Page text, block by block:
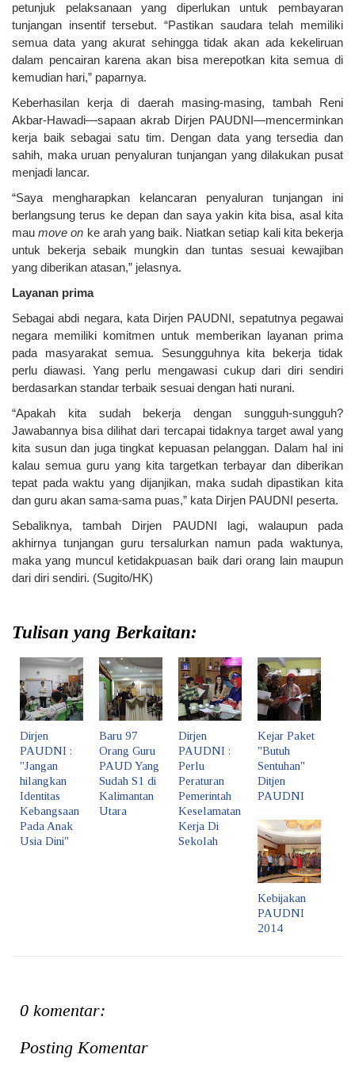
petunjuk pelaksanaan yang diperlukan untuk pembayaran
tunjangan insentif tersebut. “Pastikan saudara telah memiliki
semua data yang akurat sehingga tidak akan ada kekeliruan
dalam pencairan karena akan bisa merepotkan kita semua di
kemudian hari,” paparnya.
Keberhasilan kerja di daerah masing-masing, tambah Reni
Akbar-Hawadi—sapaan akrab Dirjen PAUDNI—mencerminkan
kerja baik sebagai satu tim. Dengan data yang tersedia dan
sahih, maka uruan penyaluran tunjangan yang dilakukan pusat
menjadi lancar.
“Saya mengharapkan kelancaran penyaluran tunjangan ini
berlangsung terus ke depan dan saya yakin kita bisa, asal kita
maumove on ke arah yang baik. Niatkan setiap kali kita bekerja
untuk bekerja sebaik mungkin dan tuntas sesuai kewajiban
yang diberikan atasan,” jelasnya.
Layanan prima
Sebagai abdi negara, kata Dirjen PAUDNI, sepatutnya pegawai
negara memiliki komitmen untuk memberikan layanan prima
pada masyarakat semua. Sesungguhnya kita bekerja tidak
perlu diawasi. Yang perlu mengawasi cukup dari diri sendiri
berdasarkan standar terbaik sesuai dengan hati nurani.
“Apakah kita sudah bekerja dengan sungguh-sungguh?
Jawabannya bisa dilihat dari tercapai tidaknya target awal yang
kita susun dan juga tingkat kepuasan pelanggan. Dalam hal ini
kalau semua guru yang kita targetkan terbayar dan diberikan
tepat pada waktu yang dijanjikan, maka sudah dipastikan kita
dan guru akan sama-sama puas,” kata Dirjen PAUDNI peserta.
Sebaliknya, tambah Dirjen PAUDNI lagi, walaupun pada
akhirnya tunjangan guru tersalurkan namun pada waktunya,
maka yang muncul ketidakpuasan baik dari orang lain maupun
dari diri sendiri. (Sugito/HK)
Tulisan yang Berkaitan:
Dirjen
PAUDNI :
"Jangan
hilangkan
Identitas
Kebangsaan
Pada Anak
Usia Dini"
Baru 97
Orang Guru
PAUD Yang
Sudah S1 di
Kalimantan
Utara
Dirjen
PAUDNI :
Perlu
Peraturan
Pemerintah
Keselamatan
Kerja Di
Sekolah
Kejar Paket
"Butuh
Sentuhan"
Ditjen
PAUDNI
Kebijakan
PAUDNI
2014
0 komentar:
Posting Komentar